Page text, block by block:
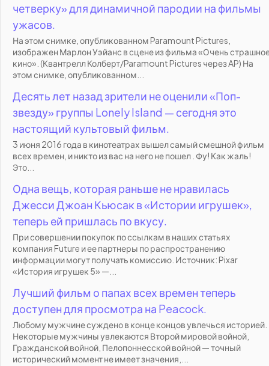
четверку» для динамичной пародии на фильмы
ужасов.
На этом снимке, опубликованном Paramount Pictures,
изображен Марлон Уэйанс в сцене из фильма «Очень
кино». (Квантрелл Колберт/Paramount Pictures через AP) На
этом снимке, опубликованном...
Десять лет назад зрители не оценили «Поп-
звезду» группы Lonely Island — сегодня это
настоящий культовый фильм.
3 июня 2016 года в кинотеатрах вышел самый смешной фильм
всех времен, и никто из вас на него не пошел . Фу! Как жаль!
Это...
Одна вещь, которая раньше не нравилась
Джесси Джоан Кьюсак в «Истории игрушек»,
теперь ей пришлась по вкусу.
При совершении покупок по ссылкам в наших статьях
компания Future и ее партнеры по распространению
информации могут получать комиссию. Источник: Pixar
«История игрушек 5» —...
Лучший фильм о папах всех времен теперь
доступен для просмотра на Peacock.
Любому мужчине суждено в конце концов увлечься историей.
Некоторые мужчины увлекаются Второй мировой войной,
Гражданской войной, Пелопоннесской войной — точный
исторический момент не имеет значения,...